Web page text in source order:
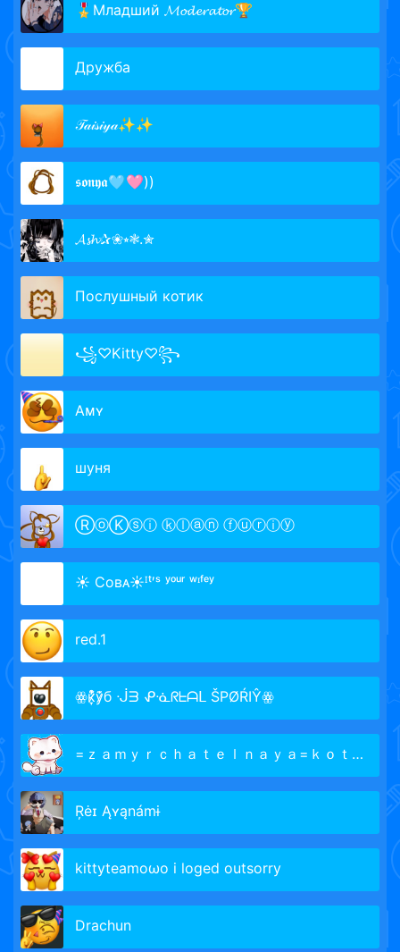
🎖Младший 𝓜𝓸𝓭𝓮𝓻𝓪𝓽𝓸𝓻🏆
Дружба
𝒯𝒶𝒾𝓈𝒾𝓎𝒶✨✨
𝖘𝖔𝖓𝖞𝖆🩵🩷))
𝓐𝓼𝓱✰❀⭒❃.✮
Послушный котик
꧁♡Kitty♡꧂
Aᴍʏ
шуня
ⓇⓞⓀⓢⓘ ⓚⓛⓐⓝ ⓕⓤⓡⓘⓨ
☀ Соʙᴀ☀ᴵᵗ′ˢ ʸᵒᵘʳ ʷᶦᶠᵉʸ
red.1
ꙮк̷̞͒̓͂у̷͗͊б ᒚᗱ ᕵᓍᖇᖶᗩᒪ ŠPØŔIŶꙮ
=ｚａｍｙｒｃｈａｔｅｌｎａｙａ=ｋｏｔｉｋ=
Ŗėɪ Ąʏąnámɨ
kittyteamoωo i loged outsorry
Drachun